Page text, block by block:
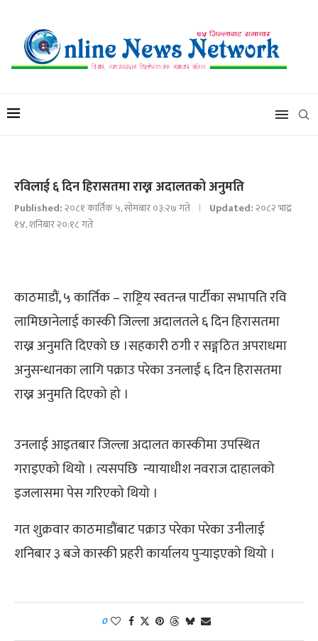
रविलाई ६ दिन हिरासतमा राख्न अदालतको अनुमति
Published:२०८१ कार्तिक ५, सोमबार ०३:२७ गते Updated:२०८२ भाद्र
१४, शनिबार २०:१८ गते
काठमाडौं, ५ कार्तिक – राष्ट्रिय स्वतन्त्र पार्टीका सभापति रवि
लामिछानेलाई कास्की जिल्ला अदालतले ६ दिन हिरासतमा
राख्न अनुमति दिएको छ ।सहकारी ठगी र सङ्गठित अपराधमा
अनुसन्धानका लागि पक्राउ परेका उनलाई ६ दिन हिरासतमा
राख्न अनुमति दिएको हो ।
उनलाई आइतबार जिल्ला अदालत कास्कीमा उपस्थित
गराइएको थियो । त्यसपछि न्यायाधीश नवराज दाहालको
इजलासमा पेस गरिएको थियो ।
गत शुक्रवार काठमाडौंबाट पक्राउ परेका परेका उनीलाई
शनिबार ३ बजे कास्की प्रहरी कार्यालय पुर्‍याइएको थियो ।
0